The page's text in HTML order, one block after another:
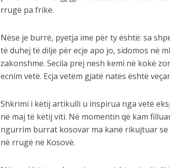
rrugë pa frikë.
Nëse je burrë, pyetja ime për ty është: sa
të duhej të dilje për ecje apo jo, sidomos në
zakonshme. Secila prej nesh kemi në kokë
ecnim vetë. Ecja vetëm gjatë natës është
Shkrimi i këtij artikulli u inspirua nga vetë
në maj të këtij viti. Në momentin që kam
ngurrim burrat kosovar ma kanë rikujtuar
në rrugë në Kosovë.